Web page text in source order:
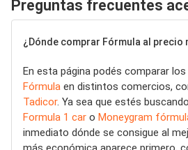
Preguntas frecuentes
¿Dónde comprar Fórmula al precio
En esta página podés comparar
Fórmula en distintos comercios,
Tadicor. Ya sea que estés buscando
Formula 1 car o Moneygram
inmediato dónde se consigue al